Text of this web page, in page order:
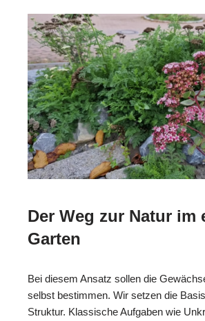
Der Weg zur Natur im
Garten
Bei diesem Ansatz sollen die
selbst bestimmen. Wir setzen die
Struktur. Klassische Aufgaben wie